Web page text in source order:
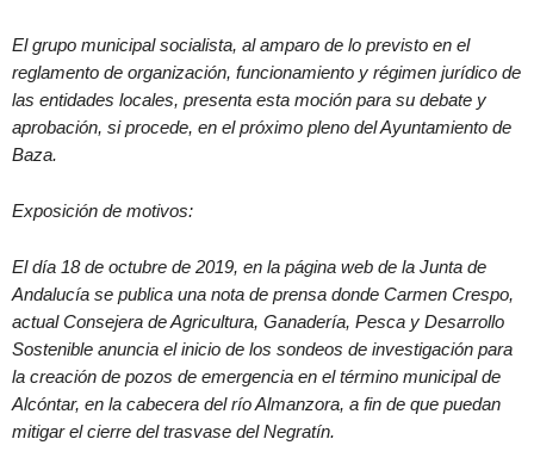
El grupo municipal socialista, al amparo de lo previsto en el
reglamento de organización, funcionamiento y régimen jurídico de
las entidades locales, presenta esta moción para su debate y
aprobación, si procede, en el próximo pleno del Ayuntamiento de
Baza.
Exposición de motivos:
El día 18 de octubre de 2019, en la página web de la Junta de
Andalucía se publica una nota de prensa donde Carmen Crespo,
actual Consejera de Agricultura, Ganadería, Pesca y Desarrollo
Sostenible anuncia el inicio de los sondeos de investigación para
la creación de pozos de emergencia en el término municipal de
Alcóntar, en la cabecera del río Almanzora, a fin de que puedan
mitigar el cierre del trasvase del Negratín.